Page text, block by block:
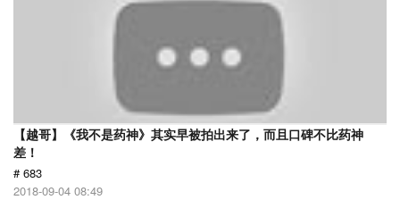
【越哥】《我不是药神》其实早被拍出来了，而且口碑不比药神
差！
# 683
2018-09-04 08:49